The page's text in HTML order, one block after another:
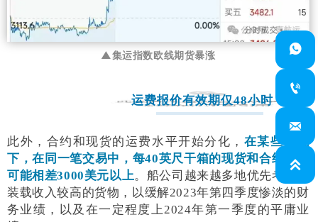
▲集运指数欧线期货暴涨
运费报价有效期仅48小时？
此外，合约和现货的运费水平开始分化， 在某些情况
下，在同一笔交易中，每40英尺干箱的现货和合约运费
可能相差3000美元以上。船公司越来越多地优先考虑和
装载收入较高的货物，以缓解2023年第四季度惨淡的财
务业绩，以及在一定程度上2024年第一季度的平庸业



